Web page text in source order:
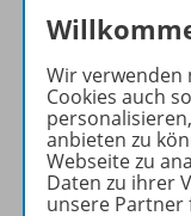
Wir verwenden
Cookies auch
anbieten zu
Webseite zu
Daten zu ihrer
unsere Partner